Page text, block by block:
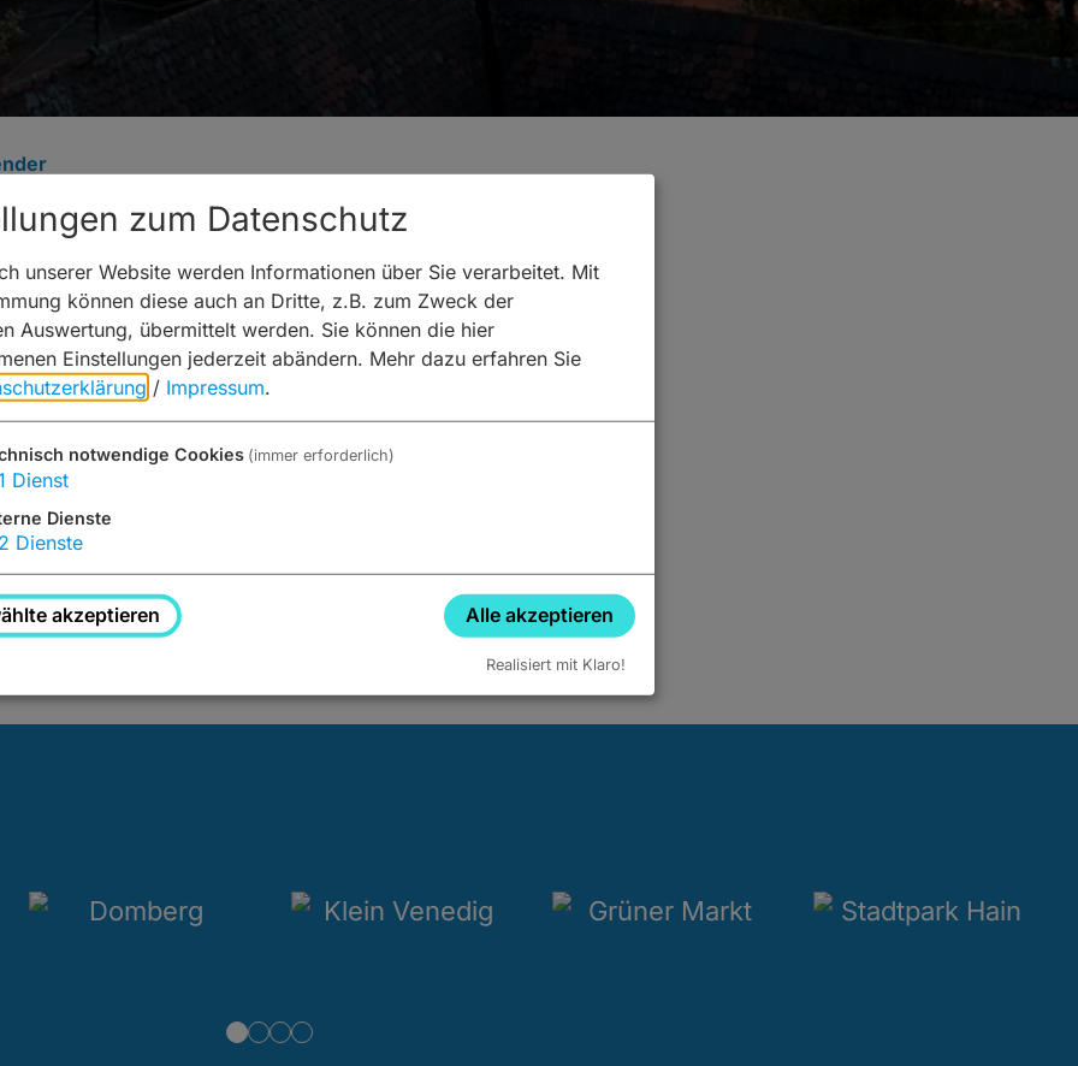
nicht gefunden werden.
Gründen geben, u. a. die folgenden:
ist nicht mehr aktuell oder falsch.
eingegeben.
vonwww.bamberg.info
zum Datenschutz
unserer Website werden Informationen über Sie verarbeitet. Mit
können diese auch an Dritte, z.B. zum Zweck der
Auswertung, übermittelt werden. Sie können die hier
Einstellungen jederzeit abändern. Mehr dazu erfahren Sie
/ Impressum.
notwendige Cookies (immer erforderlich)
Dienst
Dienste
2 Dienste
akzeptieren Alle akzeptieren
Realisiert mit Klaro!